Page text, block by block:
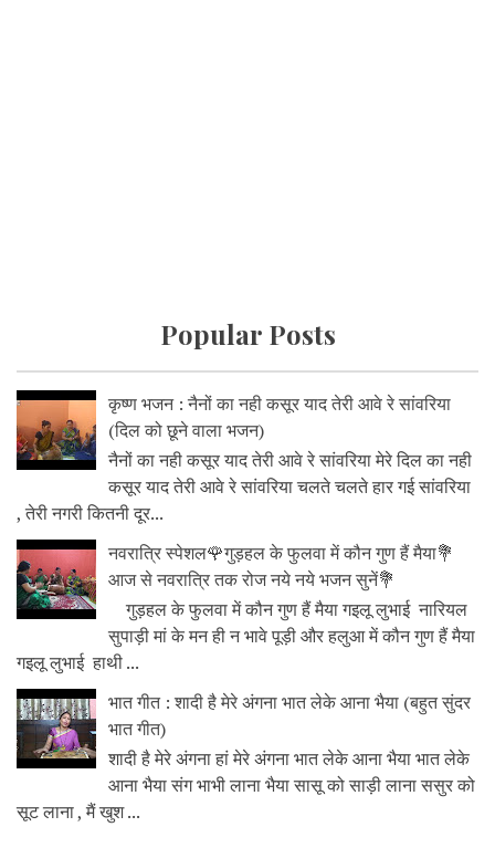
Popular Posts
कृष्ण भजन : नैनों का नही कसूर याद तेरी आवे रे सांवरिया
(दिल को छूने वाला भजन)
नैनों का नही कसूर याद तेरी आवे रे सांवरिया मेरे दिल का नही
कसूर याद तेरी आवे रे सांवरिया चलते चलते हार गई सांवरिया
, तेरी नगरी कितनी दूर...
नवरात्रि स्पेशल🌹गुड़हल के फुलवा में कौन गुण हैं मैया💐
आज से नवरात्रि तक रोज नये नये भजन सुनें💐
गुड़हल के फुलवा में कौन गुण हैं मैया गइलू लुभाई नारियल
सुपाड़ी मां के मन ही न भावे पूड़ी और हलुआ में कौन गुण हैं मैया
गइलू लुभाई हाथी ...
भात गीत : शादी है मेरे अंगना भात लेके आना भैया (बहुत सुंदर
भात गीत)
शादी है मेरे अंगना हां मेरे अंगना भात लेके आना भैया भात लेके
आना भैया संग भाभी लाना भैया सासू को साड़ी लाना ससुर को
सूट लाना , मैं खुश ...